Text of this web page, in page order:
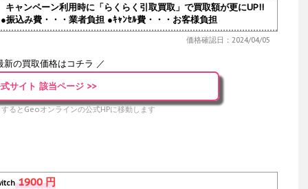
ャンペーン利用時に「らくらく引取買取」で買取額が更にUP!!
込み費・・・業者負担 ●ｷｬﾝｾﾙ費・・・お客様負担
価格確認日：2024/04/05
新の買取価格はコチラ ／
サイト 該当ページ >>
るとGeoオンラインの公式HPに移動します
1900 円